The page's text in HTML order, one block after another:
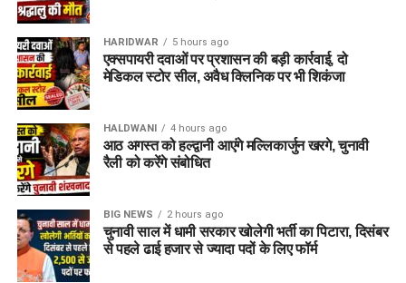
HARIDWAR 5 hours ago
एक्सपायरी दवाओं पर प्रशासन की बड़ी कार्रवाई, दो
मेडिकल स्टोर सील, अवैध क्लिनिक पर भी शिकंजा
HALDWANI 4 hours ago
आठ अगस्त को हल्द्वानी आएंगे मल्लिकार्जुन खरगे, चुनावी
रैली को करेंगे संबोधित
BIG NEWS 2 hours ago
चुनावी साल में धामी सरकार खोलेगी भर्ती का पिटारा, दिसंबर
से पहले ढाई हजार से ज्यादा पदों के लिए फॉर्म